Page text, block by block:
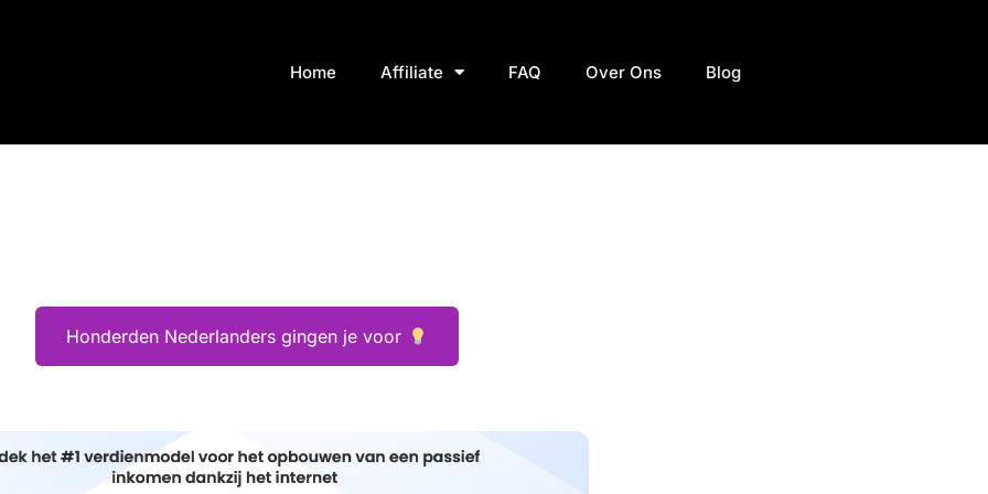
Home Affiliate FAQ Over Ons Blog
Honderden Nederlanders gingen je voor